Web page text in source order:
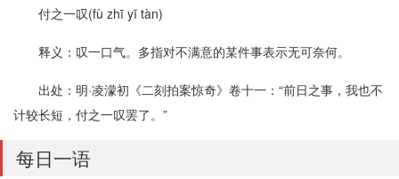
付之一叹(fù zhī yī tàn)
释义：叹一口气。多指对不满意的某件事表示无可奈何。
出处：明·凌濛初《二刻拍案惊奇》卷十一：“前日之事，我也不
计较长短，付之一叹罢了。”
每日一语